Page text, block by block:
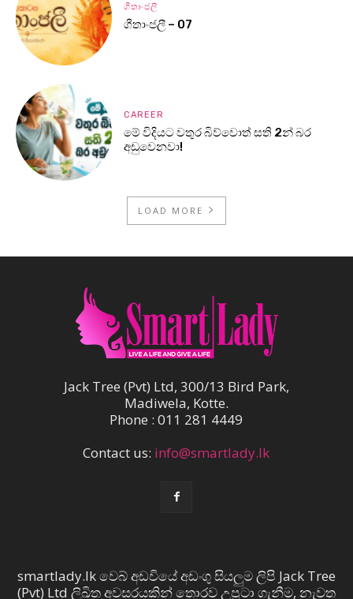
ගීතාංජලී
ගීතාංජලී – 07
CAREER
මේ විදියට වතුර බිව්වොත් සති 2න් බර
අඩුවෙනවා!
LOAD MORE
Jack Tree (Pvt) Ltd, 300/13 Bird Park,
Madiwela, Kotte.
Phone : 011 281 4449
Contact us: info@smartlady.lk
smartlady.lk වෙබ් අඩවියේ අඩංගු සියලුම ලිපි Jack Tree
(Pvt) Ltd ලිඛිත අවසරයකින් තොරව උපුටා ගැනීම, නැවත